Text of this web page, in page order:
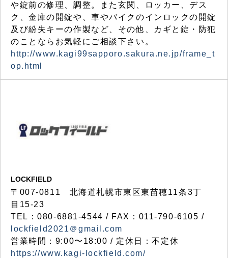
や錠前の修理、調整。また玄関、ロッカー、デス
ク、金庫の開錠や、車やバイクのインロックの開錠
及び紛失キーの作製など、その他、カギと錠・防犯
のことならお気軽にご相談下さい。
http://www.kagi99sapporo.sakura.ne.jp/frame_t
op.html
LOCKFIELD
〒007-0811 北海道札幌市東区東苗穂11条3丁
目15-23
TEL：080-6881-4544 / FAX：011-790-6105 /
lockfield2021＠gmail.com
営業時間：9:00〜18:00 / 定休日：不定休
https://www.kagi-lockfield.com/